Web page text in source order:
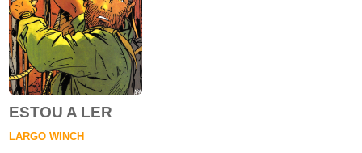
ESTOU A LER
LARGO WINCH